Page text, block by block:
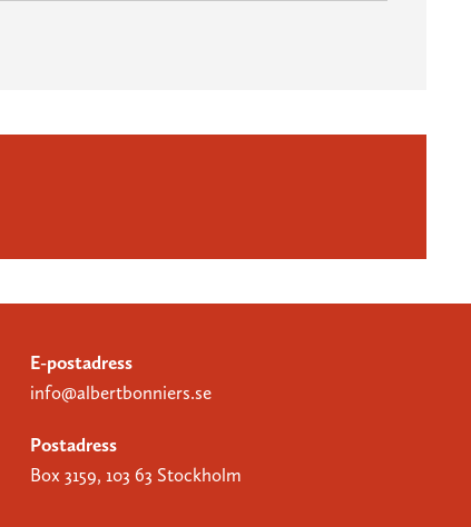
E-postadress
info@albertbonniers.se
Postadress
Box 3159, 103 63 Stockholm